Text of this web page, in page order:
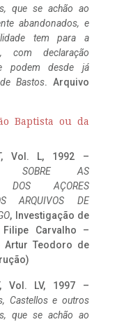
que se achão ao
abandonados, e
tem para a
com declaração
podem desde já
Bastos. Arquivo
Baptista ou da
Vol. L, 1992 –
SOBRE AS
DOS AÇORES
ARQUIVOS DE
, Investigação de
Carvalho –
Artur Teodoro de
Vol. LV, 1997 –
Castellos e outros
que se achão ao